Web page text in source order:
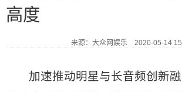
高度
来源：大众网娱乐 2020-05-14
加速推动明星与长音频创新